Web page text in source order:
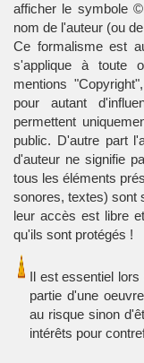
afficher le symbole
nom de l'auteur (ou
Ce formalisme est
s'applique à toute
mentions
pour autant
permettent
public. D'autre part
d'auteur ne signifie
tous les éléments
sonores, textes) sont
leur accès est libre
qu'ils sont protégés !
Il est essentiel lors
partie d'une
au risque sinon
intérêts pour